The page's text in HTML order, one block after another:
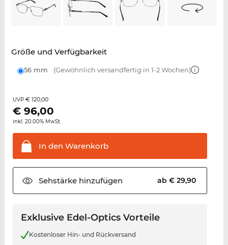
Größe und Verfügbarkeit
56 mm (Gewöhnlich versandfertig in 1-2 Wochen)
UVP € 120,00
€ 96,00
inkl. 20.00% MwSt.
In den Warenkorb
Sehstärkehinzufügen ab € 29,90
Exklusive Edel-Optics Vorteile
Kostenloser Hin- und Rückversand